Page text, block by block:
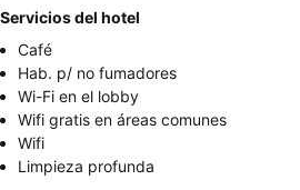
Servicios del hotel
Café
Hab. p/ no fumadores
Wi-Fi en el lobby
Wifi gratis en áreas comunes
Wifi
Limpieza profunda